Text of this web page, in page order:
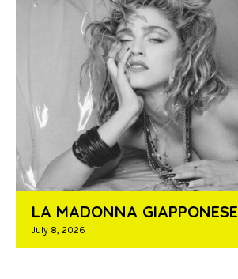
LA MADONNA GIAPPONESE
July 8, 2026